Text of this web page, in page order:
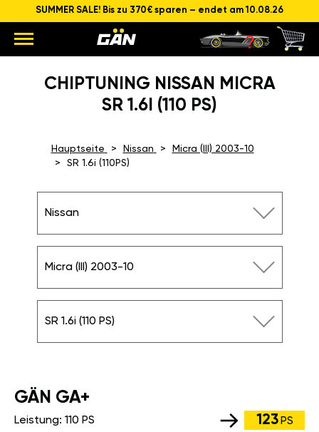
SUMMER SALE! Bis zu 370€ sparen – endet am 10.08.26
CHIPTUNING NISSAN MICRA
SR 1.6I (110 PS)
Hauptseite Nissan
Micra (III) 2003-10
SR 1.6i (110PS)
Nissan
Micra (III) 2003-10
SR 1.6i (110 PS)
GÄN GA+
Leistung: 110 PS 123 PS